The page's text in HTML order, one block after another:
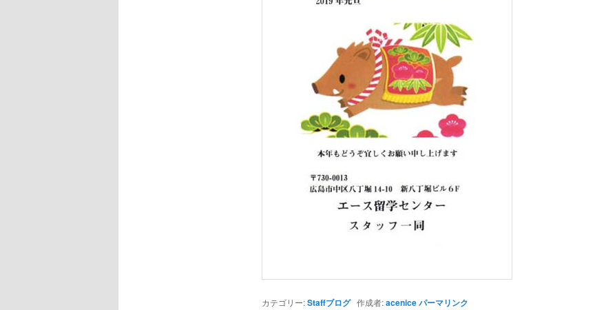
カテゴリー:Staffブログ作成者:aceniceパーマリンク